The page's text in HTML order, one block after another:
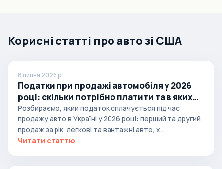
Корисні статті про авто зі США
8 липня 2026 р.
Податки при продажі автомобіля у 2026
році: скільки потрібно платити та в яких
випадках
Розбираємо, який податок сплачується під час
продажу авто в Україні у 2026 році: перший та другий
продаж за рік, легкові та вантажні авто, х...
Читати статтю